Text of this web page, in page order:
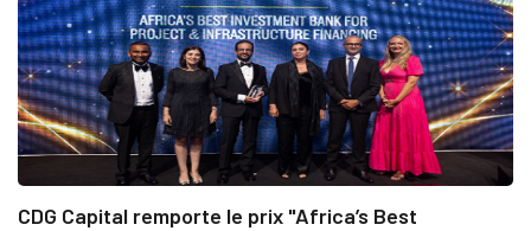
CDG Capital remporte le prix "Africa’s Best